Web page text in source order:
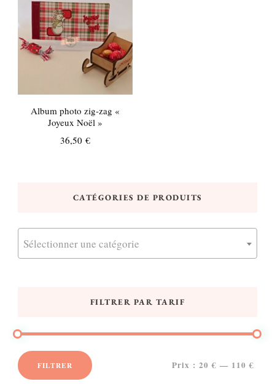
Album photo zig-zag «
Joyeux Noël »
36,50€
CATÉGORIES DE PRODUITS
Sélectionner une catégorie
FILTRER PAR TARIF
FILTRER Prix : 20 € — 110 €